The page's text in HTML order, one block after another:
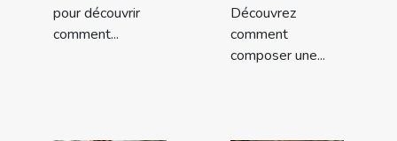
pour découvrir
comment...
Découvrez
comment
composer une...